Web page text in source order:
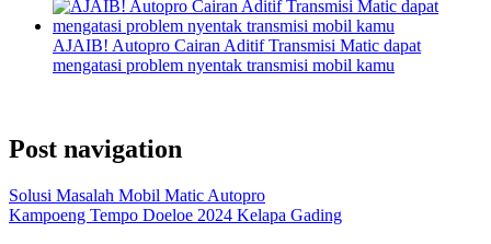
AJAIB! Autopro Cairan Aditif Transmisi Matic dapat
mengatasi problem nyentak transmisi mobil kamu
Post navigation
Solusi Masalah Mobil Matic Autopro
Kampoeng Tempo Doeloe 2024 Kelapa Gading